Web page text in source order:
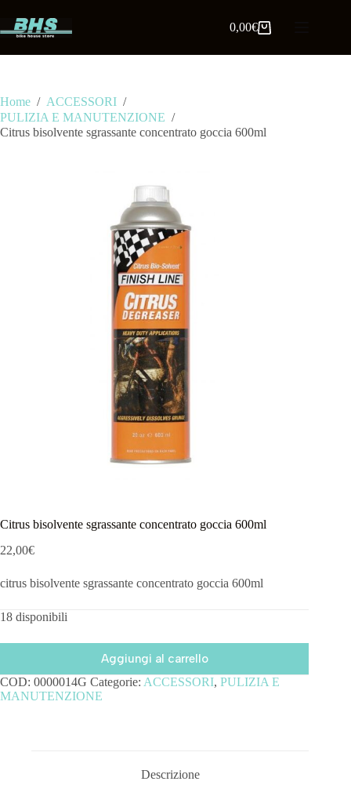
0,00€
Home / ACCESSORI /
PULIZIA E MANUTENZIONE /
Citrus bisolvente sgrassante concentrato goccia 600ml
Citrus bisolvente sgrassante concentrato goccia 600ml
22,00€
citrus bisolvente sgrassante concentrato goccia 600ml
18 disponibili
Aggiungi al carrello
COD: 0000014G Categorie: ACCESSORI, PULIZIA E
MANUTENZIONE
Descrizione